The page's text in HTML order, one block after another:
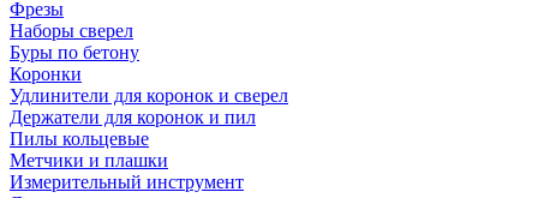
Фрезы
Наборы сверел
Буры по бетону
Коронки
Удлинители для коронок и сверел
Держатели для коронок и пил
Пилы кольцевые
Метчики и плашки
Измерительный инструмент